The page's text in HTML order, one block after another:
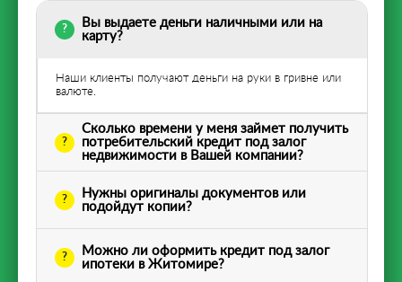
Наши клиенты получают деньги на руки в гривне или
валюте.
Вы выдаете деньги наличными или на
карту?
Сколько времени у меня займет получить
потребительский кредит под залог
недвижимости в Вашей компании?
Нужны оригиналы документов или
подойдут копии?
Можно ли оформить кредит под залог
ипотеки в Житомире?